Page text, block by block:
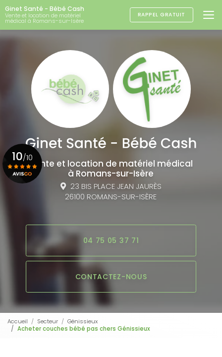
Aller
au
contenu
principal
Ginet Santé - Bébé Cash
Vente et location de matériel
médical à Romans-sur-Isère
RAPPEL GRATUIT
Vente et location de matériel médical
à Romans-sur-Isère
23 BIS PLACE JEAN JAURÈS
26100 ROMANS-SUR-ISÈRE
04 75 05 37 71
CONTACTEZ-NOUS
10/10
Accueil Secteur
Génissieux
Acheter couches bébé pas chers Génissieux